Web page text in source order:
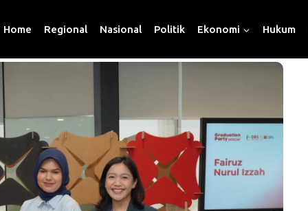
Home Regional Nasional Politik Ekonomi Hukum